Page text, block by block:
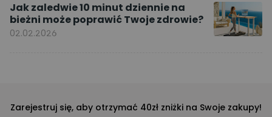
Jak zaledwie 10 minut dziennie na
bieżni może poprawić Twoje zdrowie?
02.02.2026
Zarejestruj się, aby otrzymać 40zł zniżki na Swoje zakupy!